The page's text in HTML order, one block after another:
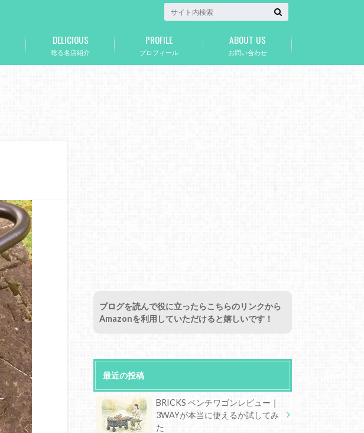
唸る名店紹介
DELICIOUS
プロフィール
PROFILE
お問い合わせ
ABOUT US
ブログを読んで役に立ったらこちらのリンクから
Amazonを利用していただけると嬉しいです！
最近の投稿
BRICKS ベンチワゴンレビュー｜
3WAYが本当に使えるか試してみ
た